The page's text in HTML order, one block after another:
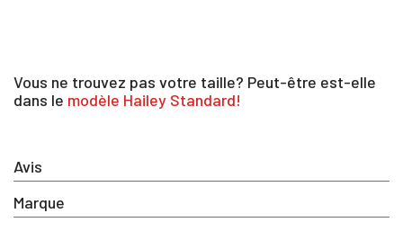
Avis
Marque
Vous ne trouvez pas votre taille? Peut-être est-elle
dans le modèle Hailey Standard!